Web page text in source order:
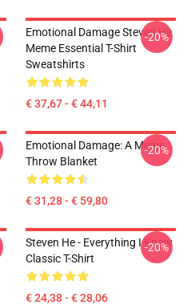
Emotional Damage Steven He
Meme Essential T-Shirt
Sweatshirts
€ 37,67 - € 44,11
-20%
Emotional Damage: A Meme
Throw Blanket
€ 31,28 - € 59,80
-20%
Steven He - Everything I Know
Classic T-Shirt
€ 24,38 - € 28,06
-20%